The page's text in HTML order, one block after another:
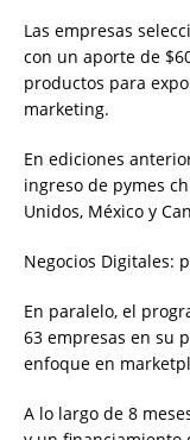
Las empresas
con un aporte de
productos para
marketing.
En ediciones
ingreso de pymes
Unidos, México y
Negocios Digitales:
En paralelo, el
63 empresas en su
enfoque en
A lo largo de 8